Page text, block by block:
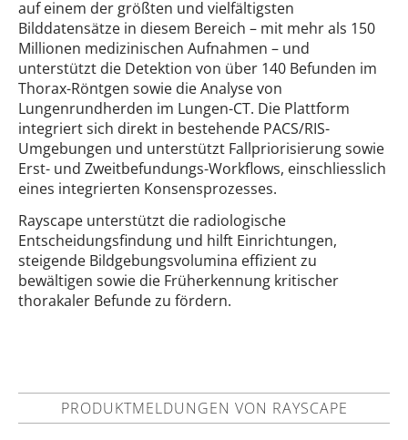
auf einem der größten und vielfältigsten
Bilddatensätze in diesem Bereich – mit mehr als 150
Millionen medizinischen Aufnahmen – und
unterstützt die Detektion von über 140 Befunden im
Thorax-Röntgen sowie die Analyse von
Lungenrundherden im Lungen-CT. Die Plattform
integriert sich direkt in bestehende PACS/RIS-
Umgebungen und unterstützt Fallpriorisierung sowie
Erst- und Zweitbefundungs-Workflows, einschliesslich
eines integrierten Konsensprozesses.
Rayscape unterstützt die radiologische
Entscheidungsfindung und hilft Einrichtungen,
steigende Bildgebungsvolumina effizient zu
bewältigen sowie die Früherkennung kritischer
thorakaler Befunde zu fördern.
PRODUKTMELDUNGEN VON RAYSCAPE